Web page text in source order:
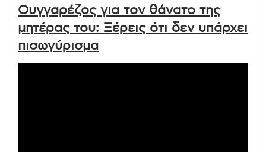
Ουγγαρέζος για τον θάνατο της
μητέρας του: Ξέρεις ότι δεν υπάρχει
πισωγύρισμα